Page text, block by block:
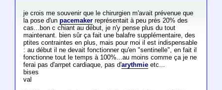
je crois me souvenir que le chirurgien m'avait prévenue que
la pose d'un pacemakerreprésentait à peu près 20% des
cas...bon c chiant au début, je n'y pense plus du tout
maintenant. bien sûr ça fait une balafre supplémentaire, des
ptites contraintes en plus, mais pour moi il est indispensable
: au début il ne devait fonctionner qu'en "sentinelle", en fait il
fonctionne tout le temps à 100%...au moins comme ça je ne
ferai pas d'arrpet cardiaque, pas d'arythmieetc...
bises
val